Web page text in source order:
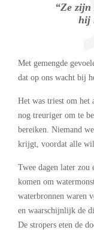
“Ze zijn
hij
Met gemengde
dat op ons wacht bij
Het was triest om het
nog treuriger om te
bereiken. Niemand
krijgt, voordat alle
Twee dagen later zou
komen om
waterbronnen waren
en waarschijnlijk de
De stropers eten de